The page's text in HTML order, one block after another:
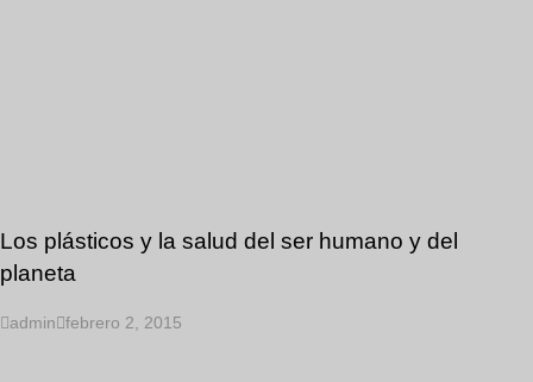
Los plásticos y la salud del ser humano y del
planeta
admin febrero 2, 2015